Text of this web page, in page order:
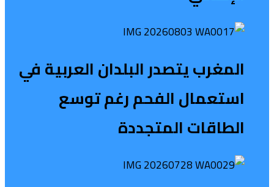
المغرب يتصدر البلدان العربية في
استعمال الفحم رغم توسع
الطاقات المتجددة